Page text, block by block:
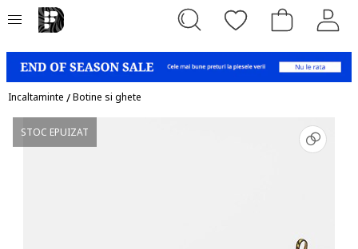
Incaltaminte /Botine si ghete
STOC EPUIZAT